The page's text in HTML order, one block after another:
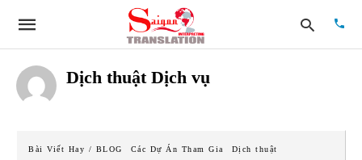
Dịch thuật Dịch vụ
Bài Viết Hay / BLOG Các Dự Án Tham Gia Dịch thuật